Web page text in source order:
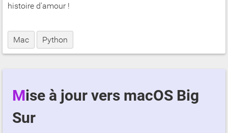
histoire d'amour !
Mac Python
Mise à jour vers macOS Big
Sur